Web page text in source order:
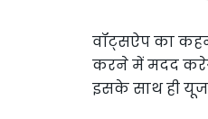
वॉट्सऐप का
करने में मदद
इसके साथ ही